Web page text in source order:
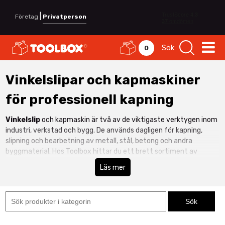
Företag Privatperson
0 Sök
Vinkelslipar och kapmaskiner
för professionell kapning
Vinkelslipoch kapmaskin är två av de viktigaste verktygen inom
industri, verkstad och bygg. De används dagligen för kapning,
slipning och bearbetning av metall, stål, betong och andra
byggmaterial. Hos Toolbox hittar du ett brett sortiment av
och kapar anpassade för professionell användning.
Våra maskiner är utvecklade för hög prestanda, lång livslängd och
Vinkelslip – mångsidigt verktyg för kapning
Läs mer